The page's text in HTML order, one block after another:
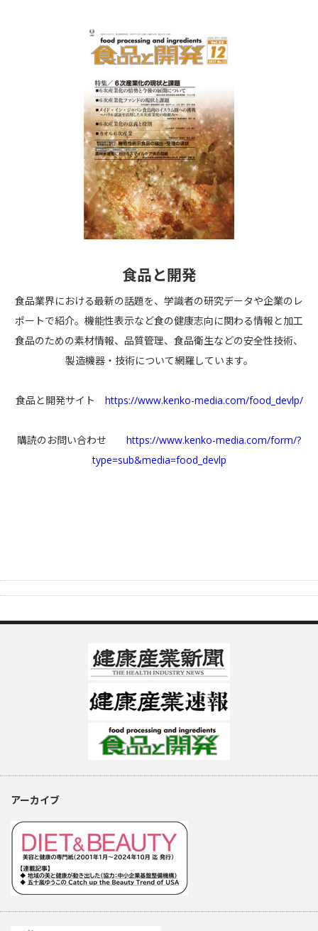
食品と開発
食品業界における最新の話題を、学識者の研究データや企業のレ
ポートで紹介。機能性表示など食の健康志向に関わる情報と加工
食品のための素材情報、品質管理、食品衛生などの安全性技術、
製造機器・技術について網羅しています。
食品と開発サイト https://www.kenko-media.com/food_devlp/
購読のお問い合わせ
https://www.kenko-media.com/form/?
type=sub&media=food_devlp
アーカイブ